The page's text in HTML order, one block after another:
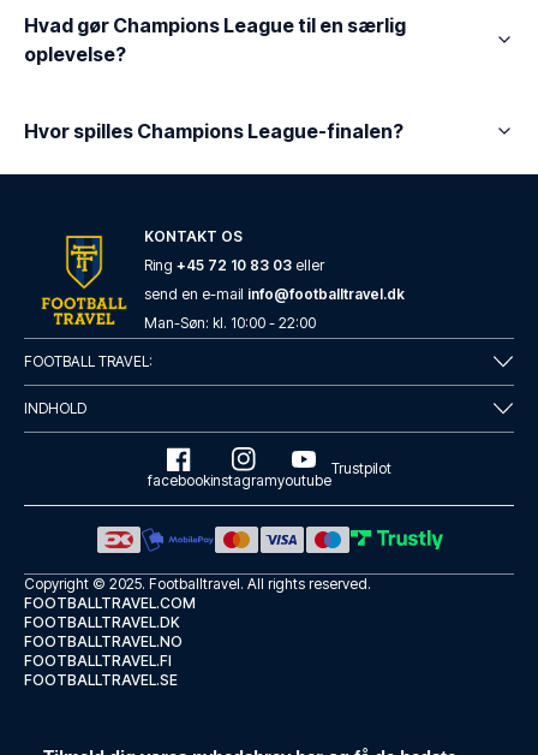
Hvad gør Champions League til en særlig
oplevelse?
Hvor spilles Champions League-finalen?
KONTAKT OS
Ring +45 72 10 83 03 eller
send en e-mail info@footballtravel.dk
Man-Søn: kl. 10:00 - 22:00
FOOTBALL TRAVEL:
INDHOLD
facebookinstagramyoutube
Trustpilot
Copyright © 2025. Footballtravel. All rights reserved.
FOOTBALLTRAVEL.COM
FOOTBALLTRAVEL.DK
FOOTBALLTRAVEL.NO
FOOTBALLTRAVEL.FI
FOOTBALLTRAVEL.SE